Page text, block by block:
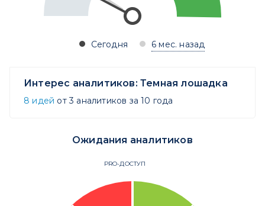
Сегодня 6 мес. назад
Интерес аналитиков: Темная лошадка
8 идей от 3 аналитиков за 10 года
Ожидания аналитиков
PRO-ДОСТУП